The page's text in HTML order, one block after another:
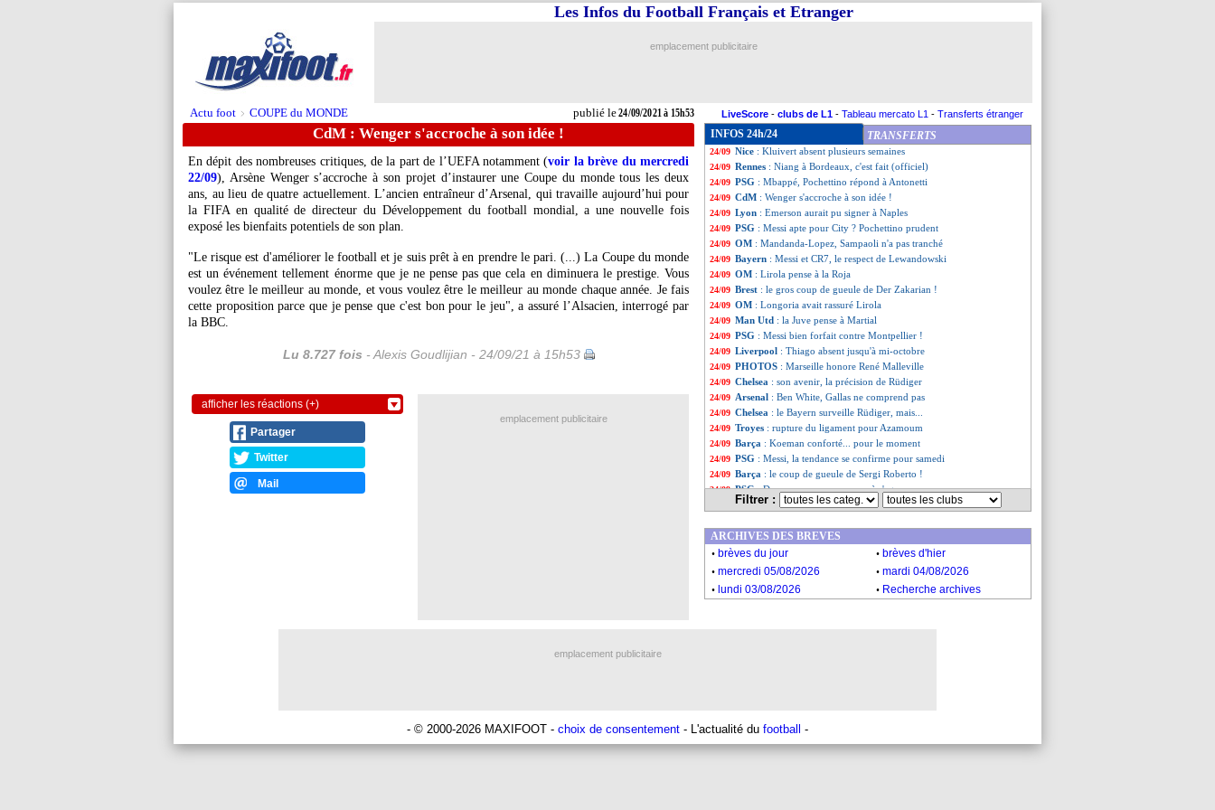
Actu foot > COUPE du MONDE publié le24/09/2021 à 15h53
Les Infos du Football Français et Etranger
emplacement publicitaire
LiveScore - clubs de L1 - Tableau mercato L1 - Transferts étranger
CdM : Wenger s'accroche à son idée !
En dépit des nombreuses critiques, de la part de l’UEFA notamment (voir la brève du mercredi
22/09), Arsène Wenger s’accroche à son projet d’instaurer une Coupe du monde tous les deux
ans, au lieu de quatre actuellement. L’ancien entraîneur d’Arsenal, qui travaille aujourd’hui pour
la FIFA en qualité de directeur du Développement du football mondial, a une nouvelle fois
exposé les bienfaits potentiels de son plan.
"Le risque est d'améliorer le football et je suis prêt à en prendre le pari. (...) La Coupe du monde
est un événement tellement énorme que je ne pense pas que cela en diminuera le prestige. Vous
voulez être le meilleur au monde, et vous voulez être le meilleur au monde chaque année. Je fais
cette proposition parce que je pense que c'est bon pour le jeu", a assuré l’Alsacien, interrogé par
la BBC.
Lu 8.727 fois - Alexis Goudlijian - 24/09/21 à 15h53
afficher les réactions (+)
Partager
Twitter
Mail
INFOS 24h/24 TRANSFERTS
24/09 PSG: Bernat, retour imminent
24/09 Ghana
24/09 Bayern : Upamecano savoure ses débuts réussis
24/09 Lens: le club frappe fort après les incidents
24/09 Nice : Kluivert absent plusieurs semaines
24/09 Rennes : Niang à Bordeaux, c'est fait (officiel)
24/09 PSG : Mbappé, Pochettino répond à Antonetti
24/09 CdM : Wenger s'accroche à son idée !
24/09 Lyon : Emerson aurait pu signer à Naples
24/09 PSG : Messi apte pour City ? Pochettino prudent
24/09 OM : Mandanda-Lopez, Sampaoli n'a pas tranché
24/09 Bayern : Messi et CR7, le respect de Lewandowski
24/09 OM : Lirola pense à la Roja
24/09 Brest : le gros coup de gueule de Der Zakarian !
24/09 OM : Longoria avait rassuré Lirola
24/09 Man Utd : la Juve pense à Martial
24/09 PSG : Messi bien forfait contre Montpellier !
24/09 Liverpool : Thiago absent jusqu'à mi-octobre
24/09 PHOTOS : Marseille honore René Malleville
24/09 Chelsea : son avenir, la précision de Rüdiger
24/09 Arsenal : Ben White, Gallas ne comprend pas
24/09 Chelsea : le Bayern surveille Rüdiger, mais...
24/09 Troyes : rupture du ligament pour Azamoum
24/09 Barça : Koeman conforté... pour le moment
24/09 PSG : Messi, la tendance se confirme pour samedi
24/09 Barça : le coup de gueule de Sergi Roberto !
24/09 PSG: Donnarumma commence à s'agacer
L1: Thiriez veut plus d'interdictions de stade
24/09 Barça: Piqué soutient Koeman et Laporta
24/09 Everton: des discussions avec Aurier
Barça : R. Koeman - "il faut être réaliste"
... Liste des brèves du mer. 22 septembre 2021
Filtrer :
emplacement publicitaire
ARCHIVES DES BREVES
. brèves du jour . brèves d'hier
. mercredi 05/08/2026 . mardi 04/08/2026
. lundi 03/08/2026 . Recherche archives
emplacement publicitaire
- © 2000-2026 MAXIFOOT - choix de consentement - L'actualité du football -